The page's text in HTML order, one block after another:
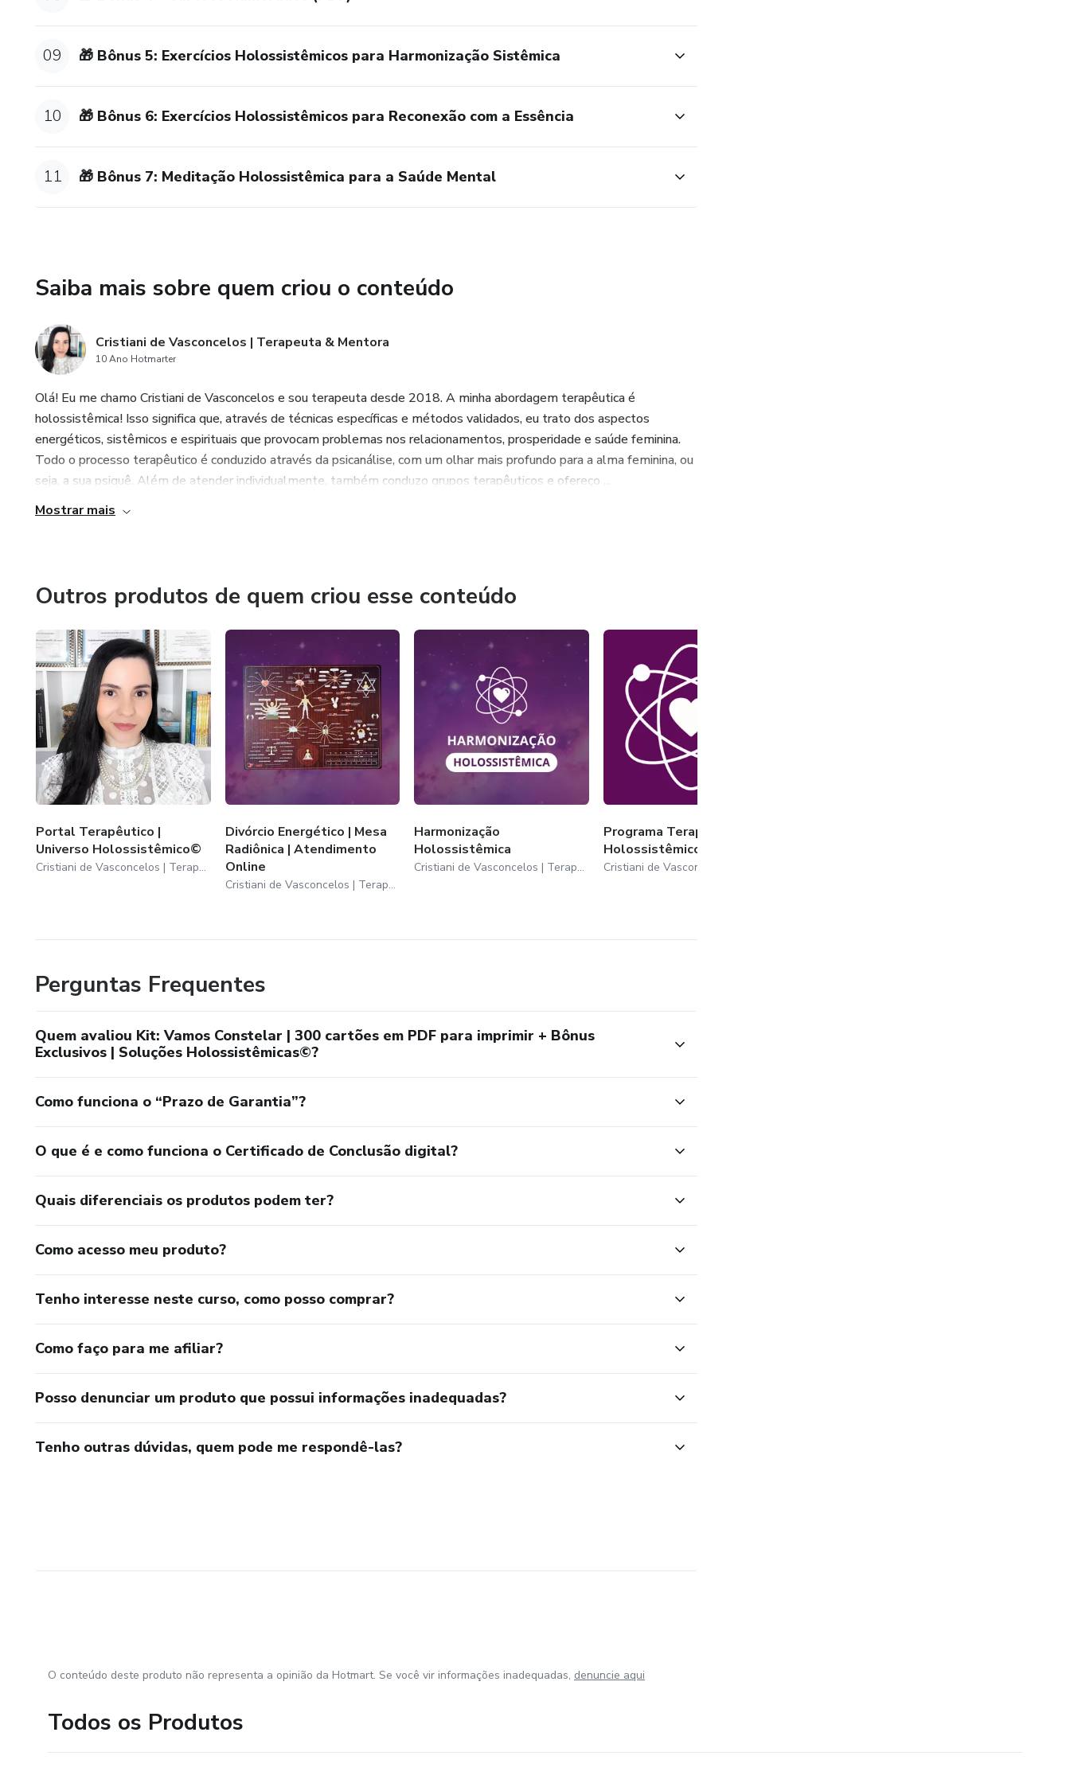
temas como saúde, relacionamentos, trabalho e dinheiro.
sua prática sistêmica!
09 🎁 Bônus 5: Exercícios Holossistêmicos para Harmonização Sistêmica
10 🎁 Bônus 6: Exercícios Holossistêmicos para Reconexão com a Essência
11 🎁 Bônus 7: Meditação Holossistêmica para a Saúde Mental
Saiba mais sobre quem criou o conteúdo
Cristiani de Vasconcelos | Terapeuta & Mentora
10 Ano Hotmarter
Olá! Eu me chamo Cristiani de Vasconcelos e sou terapeuta desde 2018. A minha abordagem terapêutica é
holossistêmica! Isso significa que, através de técnicas específicas e métodos validados, eu trato dos aspectos
energéticos, sistêmicos e espirituais que provocam problemas nos relacionamentos, prosperidade e saúde feminina.
Todo o processo terapêutico é conduzido através da psicanálise, com um olhar mais profundo para a alma feminina, ou
seja, a sua psiquê. Além de atender individualmente, também conduzo grupos terapêuticos e ofereço ...
Mostrar mais
Outros produtos de quem criou esse conteúdo
Portal Terapêutico |
Universo Holossistêmico©
Cristiani de Vasconcelos | Terapeuta &amp; Mentora
Divórcio Energético | Mesa
Radiônica | Atendimento
Online
Cristiani de Vasconcelos | Terapeuta &amp; Mentora
Harmonização
Holossistêmica
Cristiani de Vasconcelos | Terapeuta &amp; Mentora
Programa Terapêutico
Holossistêmico
Perguntas Frequentes
Quem avaliou Kit: Vamos Constelar | 300 cartões em PDF para imprimir + Bônus
Exclusivos | Soluções Holossistêmicas©?
Como funciona o “Prazo de Garantia”?
O que é e como funciona o Certificado de Conclusão digital?
Quais diferenciais os produtos podem ter?
Como acesso meu produto?
Tenho interesse neste curso, como posso comprar?
Como faço para me afiliar?
Posso denunciar um produto que possui informações inadequadas?
Tenho outras dúvidas, quem pode me respondê-las?
O conteúdo deste produto não representa a opinião da Hotmart. Se você vir informações inadequadas, denuncie aqui
Todos os Produtos